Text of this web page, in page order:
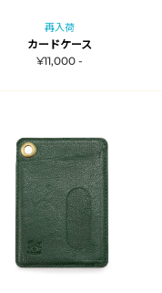
再入荷
カードケース
¥11,000 -